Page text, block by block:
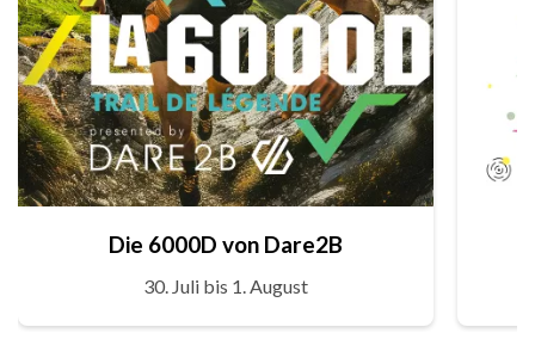
Die 6000D von Dare2B
30. Juli bis 1. August